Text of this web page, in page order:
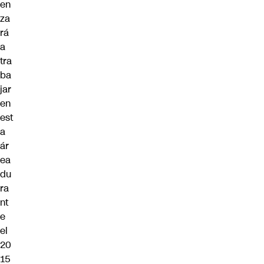
en
za
rá
a
tra
ba
jar
en
est
a
ár
ea
du
ra
nt
e
el
20
15